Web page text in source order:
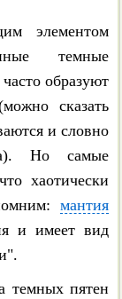
элементом
темные
образуют
сказать
и словно
Но самые
хаотически
мантия
и имеет вид
темных пятен